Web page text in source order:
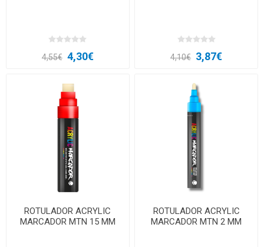
4,55€ 4,30€ 4,10€ 3,87€
ROTULADOR ACRYLIC
MARCADOR MTN 15 MM
ROTULADOR ACRYLIC
MARCADOR MTN 2 MM